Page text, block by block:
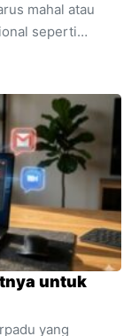
mahal atau
seperti
Temukan alasan
aktivitasnya.
untuk
yang